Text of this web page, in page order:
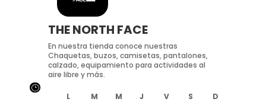
THE NORTH FACE
En nuestra tienda conoce nuestras
Chaquetas, buzos, camisetas, pantalones,
calzado, equipamiento para actividades al
aire libre y más.
L M M J V S
D
}